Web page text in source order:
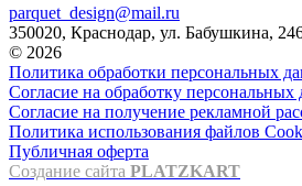
parquet_design@mail.ru
350020, Краснодар, ул. Бабушкина,
© 2026
Политика обработки персональных
Согласие на обработку
Согласие на получение рекламной
Политика использования файлов
Публичная оферта
Создание сайта PLATZKART